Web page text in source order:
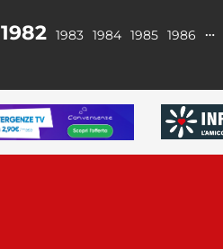
1982 1983 1984 1985 1986 …